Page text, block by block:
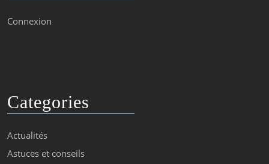
Connexion
Categories
Actualités
Astuces et conseils